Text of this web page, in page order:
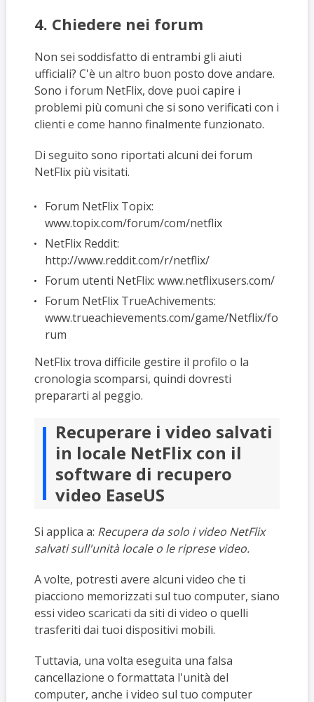
4. Chiedere nei forum
Non sei soddisfatto di entrambi gli aiuti
ufficiali? C'è un altro buon posto dove andare.
Sono i forum NetFlix, dove puoi capire i
problemi più comuni che si sono verificati con i
clienti e come hanno finalmente funzionato.
Di seguito sono riportati alcuni dei forum
NetFlix più visitati.
Forum NetFlix Topix:
www.topix.com/forum/com/netflix
NetFlix Reddit:
http://www.reddit.com/r/netflix/
Forum utenti NetFlix: www.netflixusers.com/
Forum NetFlix TrueAchivements:
www.trueachievements.com/game/Netflix/fo
rum
NetFlix trova difficile gestire il profilo o la
cronologia scomparsi, quindi dovresti
prepararti al peggio.
Recuperare i video salvati
in locale NetFlix con il
software di recupero
video EaseUS
Si applica a: Recupera da solo i video NetFlix
salvati sull'unità locale o le riprese video.
A volte, potresti avere alcuni video che ti
piacciono memorizzati sul tuo computer, siano
essi video scaricati da siti di video o quelli
trasferiti dai tuoi dispositivi mobili.
Tuttavia, una volta eseguita una falsa
cancellazione o formattata l'unità del
computer, anche i video sul tuo computer